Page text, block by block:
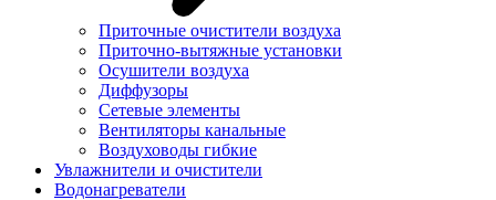
Приточные очистители воздуха
Приточно-вытяжные установки
Осушители воздуха
Диффузоры
Сетевые элементы
Вентиляторы канальные
Воздуховоды гибкие
Увлажнители и очистители
Водонагреватели